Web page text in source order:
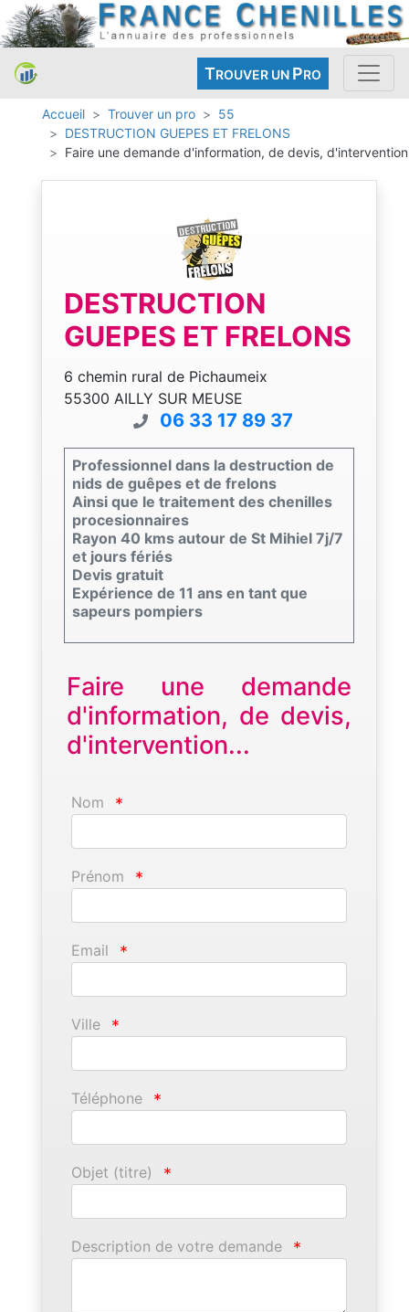
TROUVER UN PRO
Accueil Trouver un pro
55
DESTRUCTION GUEPES ET FRELONS
Faire une demande d'information, de devis, d'intervention
DESTRUCTION
GUEPES ET FRELONS
6 chemin rural de Pichaumeix
55300 AILLY SUR MEUSE
06 33 17 89 37
Professionnel dans la destruction de
nids de guêpes et de frelons
Ainsi que le traitement des chenilles
procesionnaires
Rayon 40 kms autour de St Mihiel 7j/7
et jours fériés
Devis gratuit
Expérience de 11 ans en tant que
sapeurs pompiers
Faire une demande
d'information, de devis,
d'intervention...
Nom *
Prénom *
Email *
Ville *
Téléphone *
Objet (titre) *
Description de votre demande *